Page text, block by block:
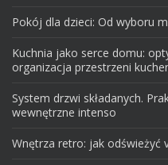
Pokój dla dzieci: Od wyboru
Kuchnia jako serce domu:
organizacja przestrzeni
System drzwi składanych.
wewnętrzne intenso
Wnętrza retro: jak odświeżyć